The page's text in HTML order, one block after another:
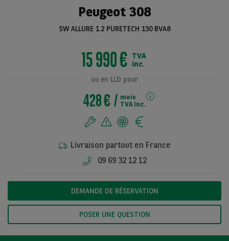
Voir toutes les
Peugeot 308
SW ALLURE 1.2 PURETECH 130 BVA8
15 990 € TVA
inc.
ou en LLD pour
428 €
mois
TVA inc.
Livraison partout en France
09 69 32 12 12
DEMANDE DE RÉSERVATION
POSER UNE QUESTION